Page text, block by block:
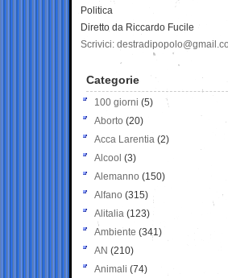
Politica
Diretto da Riccardo Fucile
Scrivici:
Categorie
100 giorni (5)
Aborto (20)
Acca Larentia (2)
Alcool (3)
Alemanno (150)
Alfano (315)
Alitalia (123)
Ambiente (341)
AN (210)
Animali (74)